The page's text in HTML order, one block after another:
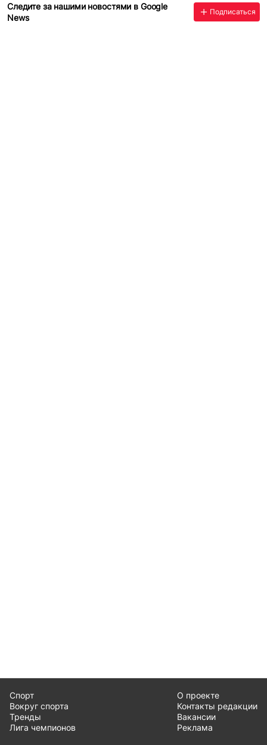
Следите за нашими новостями в Google
News
Подписаться
Спорт
Вокруг спорта
Тренды
Лига чемпионов
О проекте
Контакты редакции
Вакансии
Реклама